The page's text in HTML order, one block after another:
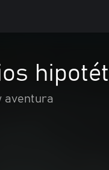
aventura